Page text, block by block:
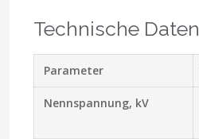
Technische Daten
Parameter
Nennspannung, kV